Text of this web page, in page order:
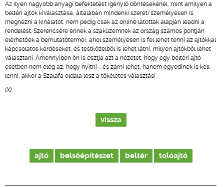
Az ilyen nagyobb anyagi befektetést igénylő döntésekénél, mint amilyen a
beltéri ajtók kiválasztása, általában mindenki szereti személyesen is
megnézni a kínálatot, nem pedig csak az online látottak alapján leadni a
rendelést. Szerencsére ennek a szaküzemnek az ország számos pontján
elérhetőek a bemutatótermei, ahol személyesen is fel lehet tenni az ajtókkal
kapcsolatos kérdéseket, és testközelből is lehet látni, milyen ajtókból lehet
választani. Amennyiben ön is osztja azt a nézetet, hogy egy beltéri ajtó
esetben nem elég az, hogy nyitni-, és zárni lehet, hanem egyedinek is kell
lenni, akkor a Szalafa oldala lesz a tökéletes választás!
(X)
vissza
ajtó belsőépítészet beltér tolóajtó